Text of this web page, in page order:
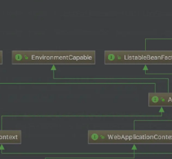
，并执行其run()
，来对SpringBoot的启动过程进
a default